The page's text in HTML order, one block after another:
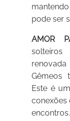
pode ser
AMOR
Gêmeos
Este é
conexões
encontros.